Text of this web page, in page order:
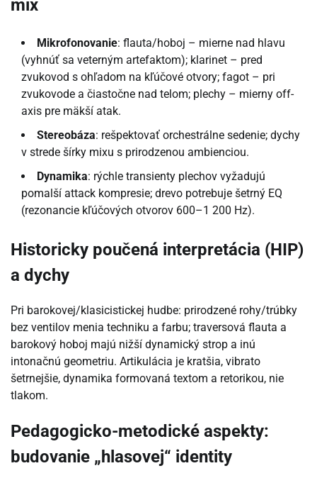
mix
Mikrofonovanie: flauta/hoboj – mierne nad hlavu
(vyhnúť sa veterným artefaktom); klarinet – pred
zvukovod s ohľadom na kľúčové otvory; fagot – pri
zvukovode a čiastočne nad telom; plechy – mierny off-
axis pre mäkší atak.
Stereobáza: rešpektovať orchestrálne sedenie; dychy
v strede šírky mixu s prirodzenou ambienciou.
Dynamika: rýchle transienty plechov vyžadujú
pomalší attack kompresie; drevo potrebuje šetrný EQ
(rezonancie kľúčových otvorov 600–1 200 Hz).
Historicky poučená interpretácia (HIP)
a dychy
Pri barokovej/klasicistickej hudbe: prirodzené rohy/trúbky
bez ventilov menia techniku a farbu; traversová flauta a
barokový hoboj majú nižší dynamický strop a inú
intonačnú geometriu. Artikulácia je kratšia, vibrato
šetrnejšie, dynamika formovaná textom a retorikou, nie
tlakom.
Pedagogicko-metodické aspekty:
budovanie „hlasovej“ identity